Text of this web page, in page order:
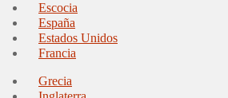
Escocia
España
Estados Unidos
Francia
Grecia